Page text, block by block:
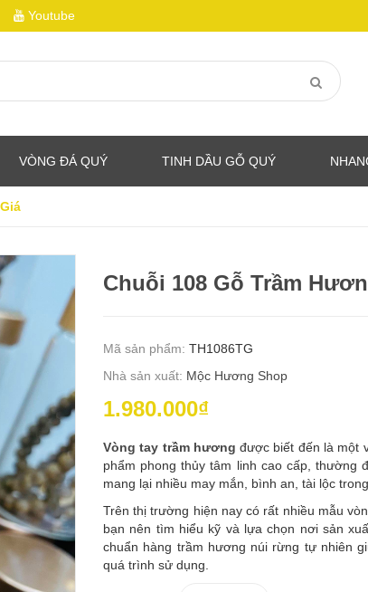
Youtube
VÒNG ĐÁ QUÝ TINH DẦU GỖ QUÝ
Chuỗi 108 Gỗ Trầm
Mã sản phẩm: TH1086TG
Nhà sản xuất: Mộc Hương Shop
1.980.000₫
Vòng tay trầm hương được biết đến là một
phẩm phong thủy tâm linh cao cấp, thường
mang lại nhiều may mắn, bình an, tài lộc
Trên thị trường hiện nay có rất nhiều mẫu
bạn nên tìm hiểu kỹ và lựa chọn nơi sản
chuẩn hàng trầm hương núi rừng tự nhiên
quá trình sử dụng.